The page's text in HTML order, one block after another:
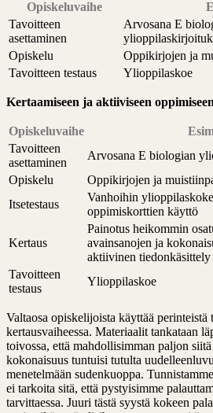
Opiskeluvaihe
Tavoitteen
asettaminen
Arvosana E
Opiskelu
Oppikirjojen ja
Tavoitteen testaus
Ylioppilaskoe
Kertaamiseen ja aktiiviseen
Opiskeluvaihe
Tavoitteen
asettaminen
Arvosana E biologian
Opiskelu
Oppikirjojen ja
Itsetestaus
Vanhoihin
oppimiskorttien käyttö
Kertaus
Painotus heikommin
avainsanojen ja
aktiivinen tiedonkäsittely
Tavoitteen
testaus
Ylioppilaskoe
Valtaosa opiskelijoista käyttää perinteistä
kertausvaiheessa. Materiaalit tankataan
toivossa, että mahdollisimman paljon
kokonaisuus tuntuisi tutulta
menetelmään sudenkuoppa.
ei tarkoita sitä, että pystyisimme
tarvittaessa. Juuri tästä syystä kokeen